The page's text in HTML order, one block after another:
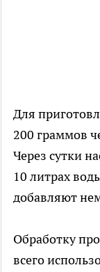
Для
200 граммов
Через сутки
10 литрах
добавляют
Обработку
всего